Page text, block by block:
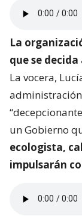
La
que se
La vocera,
un Gobierno
ecologista,
impulsarán